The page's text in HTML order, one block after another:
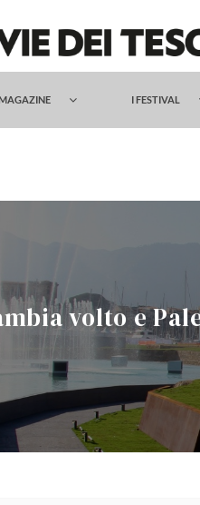
I FESTIVAL
volto e